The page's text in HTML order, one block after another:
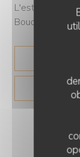
L'estaminet
Bouchers,